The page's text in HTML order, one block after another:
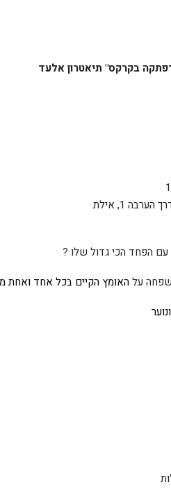
בקרקס" תיאטרון אלעד
1, אילת
הפחד הכי גדול שלו ?
על האומץ הקיים בכל אחד ואחת